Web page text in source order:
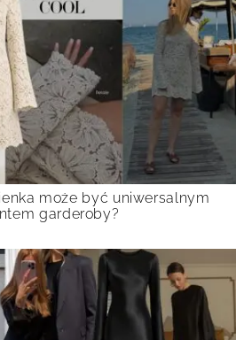
może być uniwersalnym
garderoby?